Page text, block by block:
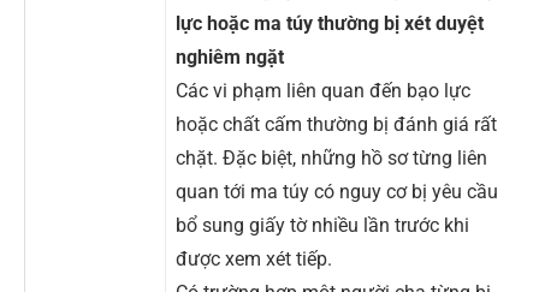
lực hoặc ma túy thường bị xét duyệt
nghiêm ngặt
Các vi phạm liên quan đến bạo lực
hoặc chất cấm thường bị đánh giá rất
chặt. Đặc biệt, những hồ sơ từng liên
quan tới ma túy có nguy cơ bị yêu cầu
bổ sung giấy tờ nhiều lần trước khi
được xem xét tiếp.